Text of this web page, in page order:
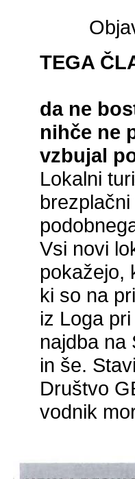
TEGA
da ne
nihče ne
vzbujal
Lokalni
Vsi novi
pokažejo,
ki so na
iz Loga
najdba na
in še.
Društvo
vodnik